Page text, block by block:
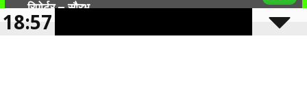
रिपोर्टर – सौरभ
मो.न.-7499999906
18:57